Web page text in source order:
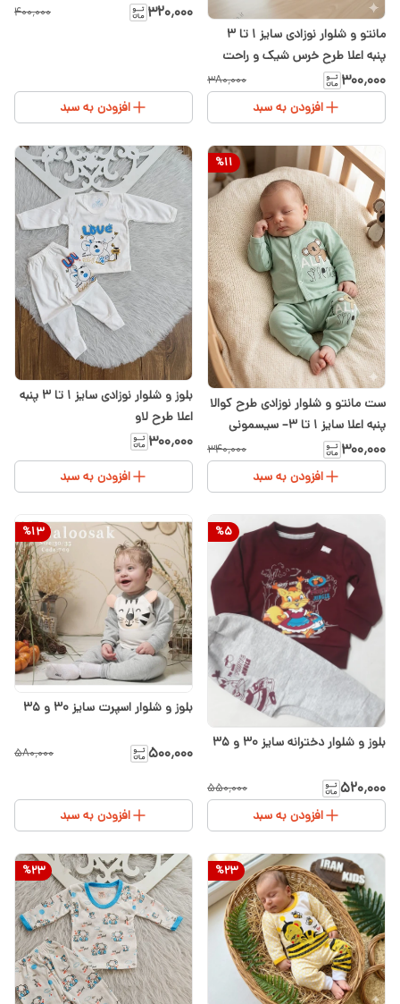
مانتو و شلوار نوزادی سایز ۱ تا ۳
پنبه اعلا طرح خرس شیک و راحت
۳۰۰٬۰۰۰ ۳۸۰٬۰۰۰
افزودن به سبد
گربه و کاموا
۳۲۰٬۰۰۰ ۴۰۰٬۰۰۰
افزودن به سبد
%11
ست مانتو و شلوار نوزادی طرح کوالا
پنبه اعلا سایز ۱ تا ۳– سیسمونی
شیدا
۳۰۰٬۰۰۰ ۳۴۰٬۰۰۰
افزودن به سبد
بلوز و شلوار نوزادی سایز ۱ تا ۳ پنبه
اعلا طرح لاو
۳۰۰٬۰۰۰
افزودن به سبد
%5
بلوز و شلوار دخترانه سایز ۳۰ و ۳۵
۵۲۰٬۰۰۰ ۵۵۰٬۰۰۰
افزودن به سبد
%13
بلوز و شلوار اسپرت سایز ۳۰ و ۳۵
۵۰۰٬۰۰۰ ۵۸۰٬۰۰۰
افزودن به سبد
%23
%23